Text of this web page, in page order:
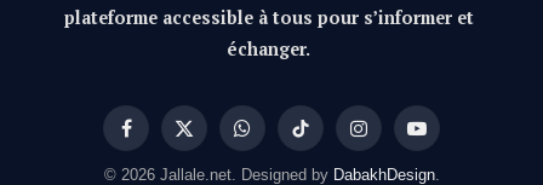
plateforme accessible à tous pour s’informer et
échanger.
Facebook
X
(Twitter)
WhatsAppTikTok InstagramYouTube
© 2026 Jallale.net. Designed by DabakhDesign.